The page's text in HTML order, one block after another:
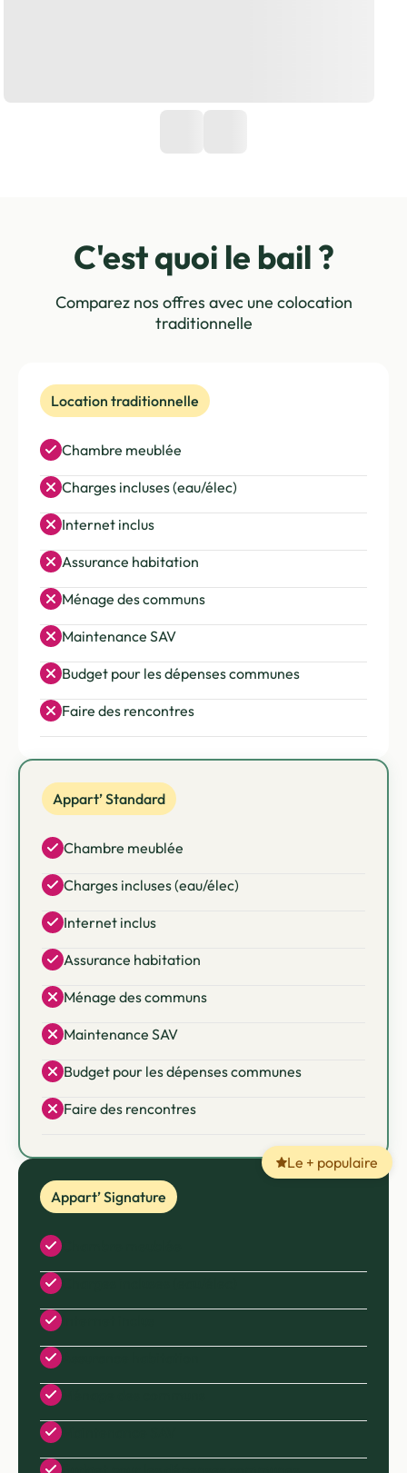
C'est quoi le bail ?
Comparez nos offres avec une colocation
traditionnelle
Location traditionnelle
Chambre meublée
Charges incluses (eau/élec)
Internet inclus
Assurance habitation
Ménage des communs
Maintenance SAV
Budget pour les dépenses communes
Faire des rencontres
Appart’ Standard
Chambre meublée
Charges incluses (eau/élec)
Internet inclus
Assurance habitation
Ménage des communs
Maintenance SAV
Budget pour les dépenses communes
Faire des rencontres
Appart’ Signature
Le + populaire